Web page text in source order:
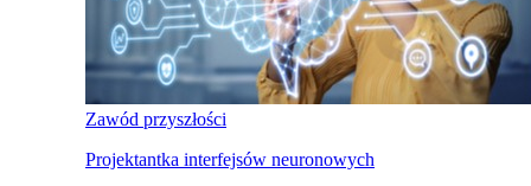
Zawód przyszłości
Projektantka interfejsów neuronowych